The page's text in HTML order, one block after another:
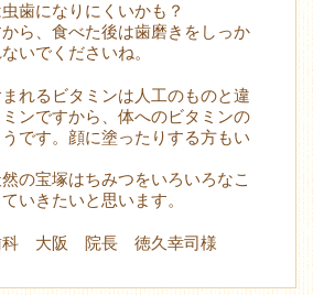
歯になりにくいかも？
ら、食べた後は歯磨きをしっか
いでくださいね。
れるビタミンは人工のものと違
ンですから、体へのビタミンの
です。顔に塗ったりする方もい
の宝塚はちみつをいろいろなこ
いきたいと思います。
科 大阪 院長 徳久幸司様